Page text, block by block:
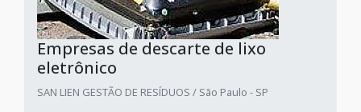
Empresas de descarte de lixo
eletrônico
SAN LIEN GESTÃO DE RESÍDUOS / São Paulo - SP